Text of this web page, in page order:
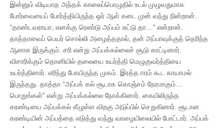
இன்னும் விடியாத அந்தக் காலைப்பொழுதில் உடல் முழுவதுமாக
போர்வையைப் போர்த்தியிருந்த ஒர் ஆள் கடை முன் வந்து நின்றான்.
“தாண்டவராயா, எனக்கு ரெண்டு அப்பம் சுட்டு தா…” என்றான்.
தாத்தாவைப் பெயர் சொல்லி அழைத்ததால், தன் அப்பாவுக்குத் தெரிந்த
ஆளாக இருக்கும். சரி என்று அப்பக்கல்லைச் சூடு காட்டினார்.
விசாரிக்கும் தொனியில் தலையை உயர்த்தி மெழுகுவர்த்தியை
உயர்த்தினார். எரிந்து போயிருந்த முகம். இரத்த ஈரம் கூட காயாமல்
இருந்தது. தாத்தா “அப்பக் கல் சூடாக கொஞ்சம் நேரமாகும்…
பொறுங்கள்” என்று அப்பக்கல்லை நோக்கினார். கையிலிருந்த
கரண்டியை அப்பக்கல் கீழுள்ள விறகு அடுப்பில் செறுகினார். சூடான
கரண்டியின் அப்பத்தை எடுத்து வந்து வாழையிலையில் போட்டார். அப்பக்